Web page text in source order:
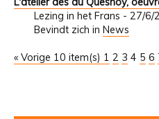
Lezing in het Frans - 27/
Bevindt zich in News
« Vorige 10 item(s) 1 2 3 4 5 6